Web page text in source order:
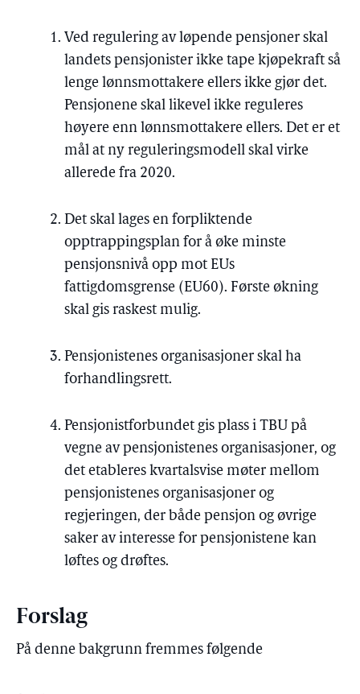
Ved regulering av løpende pensjoner skal
landets pensjonister ikke tape kjøpekraft så
lenge lønnsmottakere ellers ikke gjør det.
Pensjonene skal likevel ikke reguleres
høyere enn lønnsmottakere ellers. Det er et
mål at ny reguleringsmodell skal virke
allerede fra 2020.
Det skal lages en forpliktende
opptrappingsplan for å øke minste
pensjonsnivå opp mot EUs
fattigdomsgrense (EU60). Første økning
skal gis raskest mulig.
Pensjonistenes organisasjoner skal ha
forhandlingsrett.
Pensjonistforbundet gis plass i TBU på
vegne av pensjonistenes organisasjoner, og
det etableres kvartalsvise møter mellom
pensjonistenes organisasjoner og
regjeringen, der både pensjon og øvrige
saker av interesse for pensjonistene kan
løftes og drøftes.
Forslag
På denne bakgrunn fremmes følgende